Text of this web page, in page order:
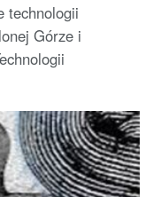
technologii
Górze i